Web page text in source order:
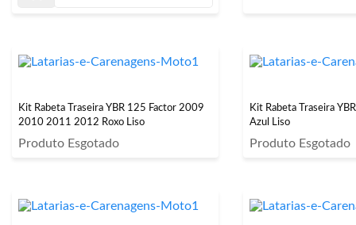
Kit Rabeta Traseira YBR 125 Factor 2009
2010 2011 2012 Roxo Liso
Produto Esgotado
Kit Rabeta Traseira
Azul Liso
Produto Esgotado